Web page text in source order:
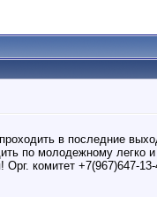
в последние
по молодежному легко
комитет +7(967)647-